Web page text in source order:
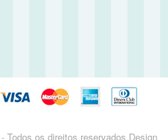
os direitos reservados Design